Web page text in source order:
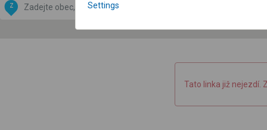
Z
by
OpenStreetMap
Tato linka již nejezdí.
Settings